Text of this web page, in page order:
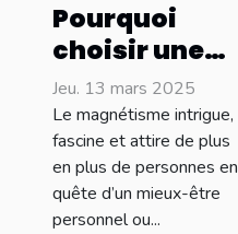
Pourquoi
choisir une
formation de
magnétiseur
en ligne ?
Jeu. 13 mars 2025
Le magnétisme intrigue,
fascine et attire de plus
en plus de personnes en
quête d’un mieux-être
personnel ou...